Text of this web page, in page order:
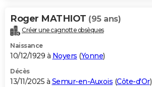
Roger MATHIOT (95 ans)
Créer une cagnotte obsèques
Naissance
10/12/1929 à Noyers (Yonne)
Décès
13/11/2025 à Semur-en-Auxois (Côte-d'Or)